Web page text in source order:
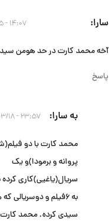
سارا ۱۴:۰۷ - ۱۴۰۴/۰۳/۱۵
آخه محمد کارت در حد هومن
پاسخ
به سارا ۲۳:۵۷ - ۱۴۰۴/۰۳/۱۸
محمد کارت با دو
پروانه و برمودا)و یک
سریال(یاغیی)کاری
به ۶فیلم و دوسریالی
سیدی کرده. محمد کارت